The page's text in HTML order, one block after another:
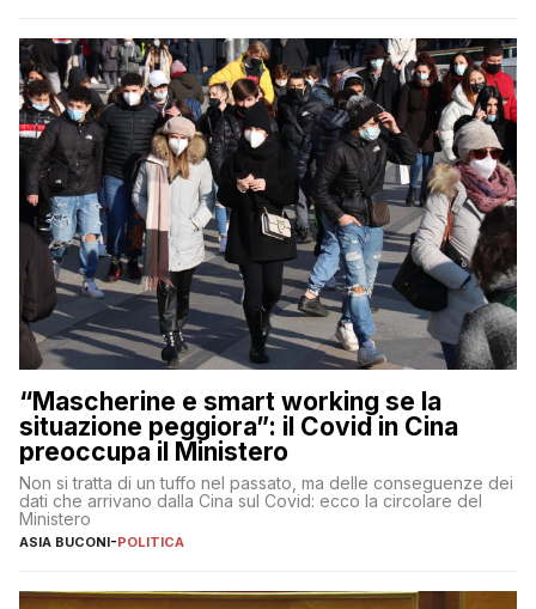
“Mascherine e smart working se la
situazione peggiora”: il Covid in Cina
preoccupa il Ministero
Non si tratta di un tuffo nel passato, ma delle conseguenze dei
dati che arrivano dalla Cina sul Covid: ecco la circolare del
Ministero
ASIA BUCONI-POLITICA